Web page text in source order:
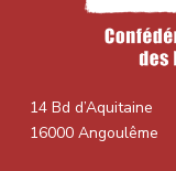
14 Bd d’Aquitaine
16000 Angoulême